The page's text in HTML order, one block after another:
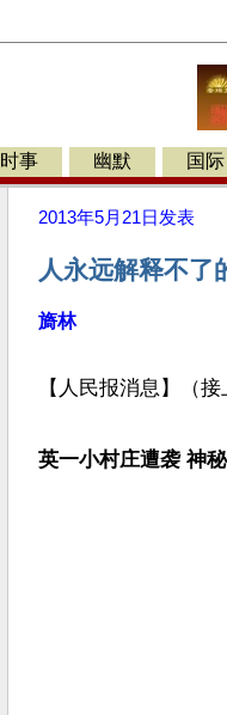
时事 幽默 国际
2013年5月21日 发表
人永远解释不了
旖林
【人民报消息】（接
英一小村庄遭袭 神